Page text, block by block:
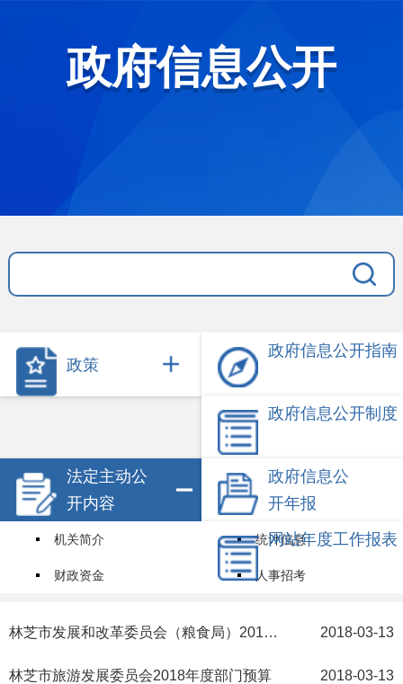
政府信息公开
政策
政府信息公开指南
政府信息公开制度
法定主动公
开内容
机关简介 统计信息
财政资金 人事招考
政府信息公
开年报
网站年度工作报表
林芝市发展和改革委员会（粮食局）2018年度部门预算 2018-03-13
林芝市旅游发展委员会2018年度部门预算 2018-03-13